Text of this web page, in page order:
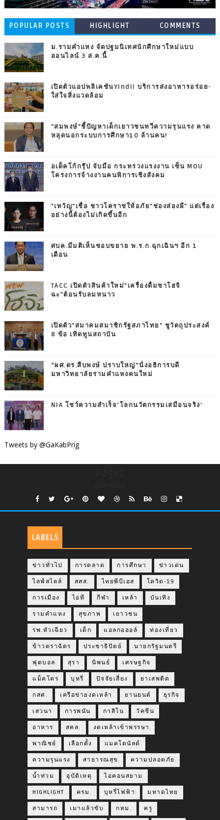
POPULAR POSTS HIGHLIGHT COMMENTS
ม.รามคำแหง จัดปฐมนิเทศนักศึกษาใหม่แบบ
ออนไลน์ 3 ส.ค.นี้
เปิดตัวแอปพลิเคชันYindii บริการส่งอาหารอร่อย-
ใส่ใจสิ่งแวดล้อม
"สมพงษ์"ชี้ปัญหาเด็กเยาวชนทวีความรุนแรง คาด
หลุดนอกระบบการศึกษา10 ล้านคน!
อเด็คโก้กรุ๊ป จับมือ กระทรวงแรงงาน เซ็น MOU
โครงการจ้างงานคนพิการเชิงสังคม
"เทวัญ"เชื่อ ชาวโคราชให้อภัย"ช่องส่องผี" แต่เรื่อง
อย่างนี้ต้องไม่เกิดขึ้นอีก
ศบค.มีมติเห็นชอบขยาย พ.ร.ก.ฉุกเฉินฯ อีก 1
เดือน
TACC เปิดตัวสินค้าใหม่"เครื่องดื่มชาโฮจิ
ฉะ"ต้อนรับลมหนาว
เปิดตัว"สมาคมสมาชิกรัฐสภาไทย" ชูวัตถุประสงค์
8 ข้อ เทิดทูนสถาบัน
“ผศ.ดร.สืบพงษ์ ปราบใหญ่”นั่งอธิการบดี
มหาวิทยาลัยรามคำแหงคนใหม่
NIA โชว์ความสำเร็จ‘โลกนวัตกรรมเสมือนจริง’
Tweets by @GaKabPrig
LABELS
ข่าวทั่วไป การตลาด การศึกษา ข่าวเด่น
ไลฟ์สไตล์ สสส. ไทยพีบีเอส โควิด-19
การเมือง ไอที กีฬา เหล้า บันเทิง
รามคำแหง สุขภาพ เยาวชน
รพ.หัวเฉียว เด็ก แอลกอฮอล์ ท่องเที่ยว
ข้าวตราฉัตร ประชาธิปัตย์ นายกรัฐมนตรี
ฟุตบอล สุรา นิพนธ์ เศรษฐกิจ
แม็คโคร บุหรี่ ปัจจัยเสี่ยง ยาเสพติด
กสศ. เครือข่ายงดเหล้า ยานยนต์ ธุรกิจ
เสวนา การพนัน กาสิโน วัคซีน
อาหาร สคล. งดเหล้าเข้าพรรษา
พาณิชย์ เลือกตั้ง แมคโดนัลด์
ความรุนแรง สาธารณสุข ความปลอดภัย
น้ำท่วม อุบัติเหตุ ไอคอนสยาม
HIGHLIGHT ครม. บุหรี่ไฟฟ้า มหาดไทย
สามารถ เมาแล้วขับ กทม. ครู